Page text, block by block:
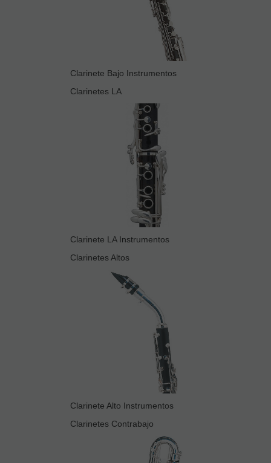
Clarinete Bajo Instrumentos
Clarinetes LA
Clarinete LA Instrumentos
Clarinetes Altos
Clarinete Alto Instrumentos
Clarinetes Contrabajo